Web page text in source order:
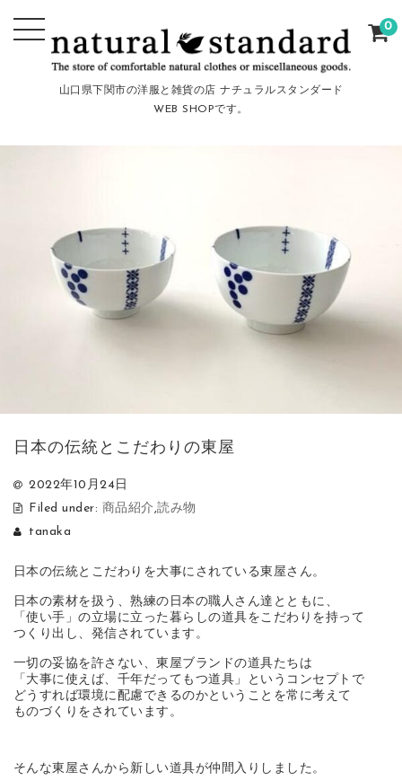
山口県下関市の洋服と雑貨の店 ナチュラルスタンダード
WEB SHOPです。
0
日本の伝統とこだわりの東屋
2022年10月24日
Filed under: 商品紹介 ,読み物
tanaka
日本の伝統とこだわりを大事にされている東屋さん。
日本の素材を扱う、熟練の日本の職人さん達とともに、
「使い手」の立場に立った暮らしの道具をこだわりを持って
つくり出し、発信されています。
一切の妥協を許さない、東屋ブランドの道具たちは
「大事に使えば、千年だってもつ道具」というコンセプトで
どうすれば環境に配慮できるのかということを常に考えて
ものづくりをされています。
そんな東屋さんから新しい道具が仲間入りしました。